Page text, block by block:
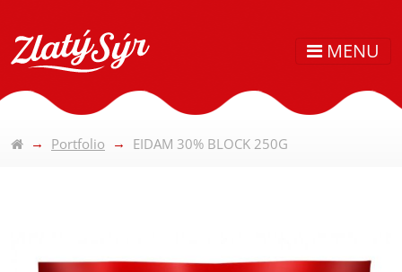
MENU
Portfolio EIDAM 30% BLOCK 250G